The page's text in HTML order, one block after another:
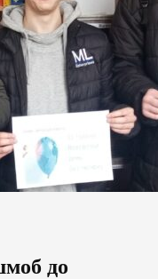
до